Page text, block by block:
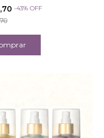
-43% OFF